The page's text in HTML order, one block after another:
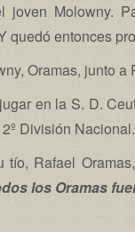
joven Molowny.
quedó entonces
Oramas, junto
en la S. D.
División Nacional.
Rafael
los Oramas